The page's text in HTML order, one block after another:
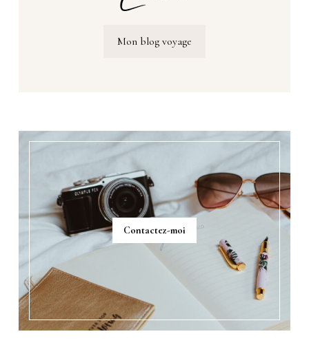
Mon blog voyage
Contactez-moi